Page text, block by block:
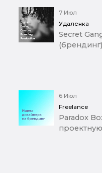
7 Июл
Удаленка
Secret
(брендинг)
6 Июл
Freelance
Paradox